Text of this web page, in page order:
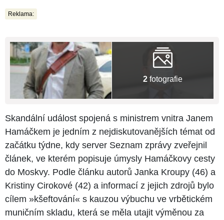
Reklama:
2 fotografie
Skandální událost spojená s ministrem vnitra Janem
Hamáčkem je jedním z nejdiskutovanějších témat od
začátku týdne, kdy server Seznam zprávy zveřejnil
článek, ve kterém popisuje úmysly Hamáčkovy cesty
do Moskvy. Podle článku autorů Janka Kroupy (46) a
Kristiny Cirokové (42) a informací z jejich zdrojů bylo
cílem »kšeftování« s kauzou výbuchu ve vrbětickém
muničním skladu, která se měla utajit výměnou za